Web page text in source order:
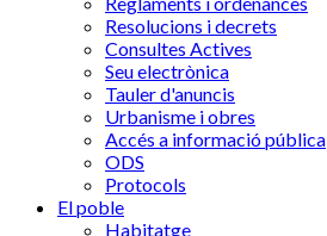
Resolucions i decrets
Consultes Actives
Seu electrònica
Tauler d'anuncis
Urbanisme i obres
Accés a informació pública
ODS
Protocols
El poble
Habitatge